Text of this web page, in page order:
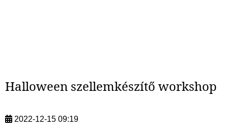
Halloween szellemkészítő workshop
2022-12-15 09:19